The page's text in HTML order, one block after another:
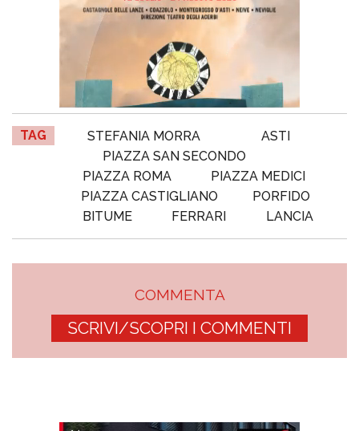
TAG STEFANIA MORRA
ASTI
PIAZZA SAN SECONDO
PIAZZA ROMA
PIAZZA MEDICI
PIAZZA CASTIGLIANO
PORFIDO
BITUME
FERRARI LANCIA
COMMENTA
SCRIVI/SCOPRI I COMMENTI